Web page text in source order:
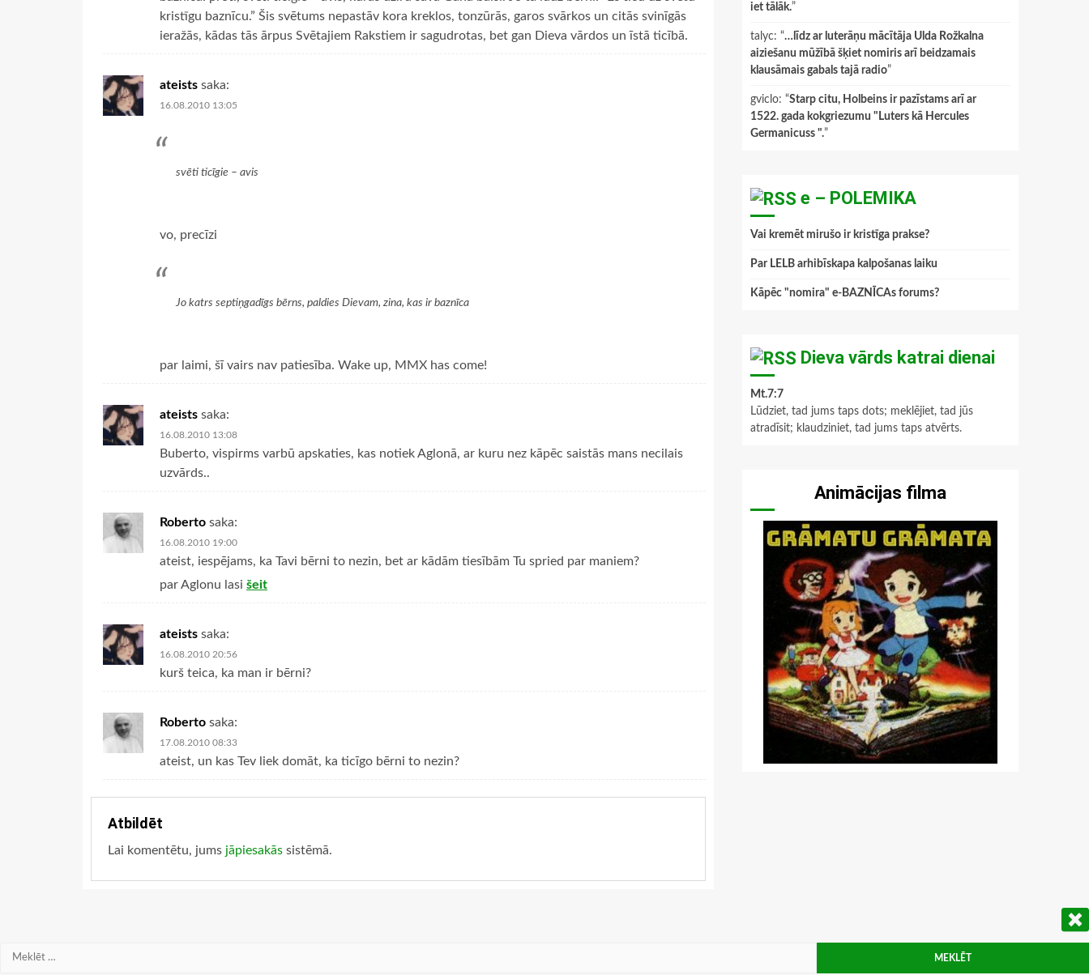
kristīgu baznīcu.” Šis svētums nepastāv kora kreklos, tonzūrās, garos svārkos un citās svinīgās
ieražās, kādas tās ārpus Svētajiem Rakstiem ir sagudrotas, bet gan Dieva vārdos un īstā ticībā.
ateists saka:
16.08.2010 13:05
svēti ticīgie – avis
vo, precīzi
Jo katrs septiņgadīgs bērns, paldies Dievam, zina, kas ir baznīca
par laimi, šī vairs nav patiesība. Wake up, MMX has come!
ateists saka:
16.08.2010 13:08
Buberto, vispirms varbū apskaties, kas notiek Aglonā, ar kuru nez kāpēc saistās mans necilais
uzvārds..
Roberto saka:
16.08.2010 19:00
ateist, iespējams, ka Tavi bērni to nezin, bet ar kādām tiesībām Tu spried par maniem?
par Aglonu lasi šeit
ateists saka:
16.08.2010 20:56
kurš teica, ka man ir bērni?
Roberto saka:
17.08.2010 08:33
ateist, un kas Tev liek domāt, ka ticīgo bērni to nezin?
Atbildēt
Lai komentētu, jums jāpiesakās sistēmā.
iet tālāk.”
talyc: “…līdz ar luterāņu mācītāja Ulda Rožkalna
aiziešanu mūžībā šķiet nomiris arī beidzamais
klausāmais gabals tajā radio”
gviclo: “Starp citu, Holbeins ir pazīstams arī ar
1522. gada kokgriezumu "Luters kā Hercules
Germanicuss ".”
e – POLEMIKA
Vai kremēt mirušo ir kristīga prakse?
Par LELB arhibīskapa kalpošanas laiku
Kāpēc "nomira" e-BAZNĪCAs forums?
Dieva vārds katrai dienai
Mt.7:7
Lūdziet, tad jums taps dots; meklējiet, tad jūs
atradīsit; klaudziniet, tad jums taps atvērts.
Animācijas filma
Meklēt: